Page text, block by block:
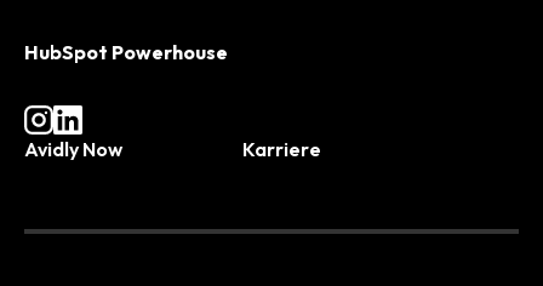
HubSpot Powerhouse
Avidly Now Karriere